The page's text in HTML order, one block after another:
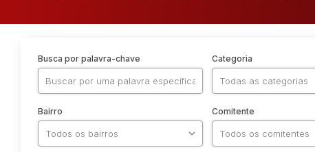
Busca por palavra-chave Categoria
Bairro Comitente